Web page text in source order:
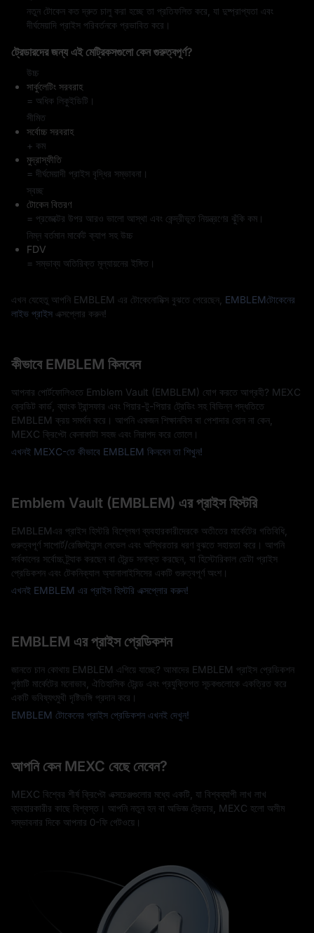
নতুন টোকেন কত দ্রুত চালু করা হচ্ছে তা প্রতিফলিত করে, যা দুষ্প্রাপ্যতা এবং
দীর্ঘমেয়াদি প্রাইস পরিবর্তনকে প্রভাবিত করে।
ট্রেডারদের জন্য এই মেট্রিকসগুলো কেন গুরুত্বপূর্ণ?
উচ্চ
সার্কুলেটিং সরবরাহ
= অধিক লিকুইডিটি।
সীমিত
সর্বোচ্চ সরবরাহ
+ কম
মুদ্রাস্ফীতি
= দীর্ঘমেয়াদী প্রাইস বৃদ্ধির সম্ভাবনা।
স্বচ্ছ
টোকেন বিতরণ
= প্রজেক্টের উপর আরও ভালো আস্থা এবং কেন্দ্রীভূত নিয়ন্ত্রণের ঝুঁকি কম।
নিম্ন বর্তমান মার্কেট ক্যাপ সহ উচ্চ
FDV
= সম্ভাব্য অতিরিক্ত মূল্যায়নের ইঙ্গিত।
এখন যেহেতু আপনি EMBLEM এর টোকেনোমিক্স বুঝতে পেরেছেন, EMBLEMটোকেনের
লাইভ প্রাইস এক্সপ্লোর করুন!
কীভাবে EMBLEM কিনবেন
আপনার পোর্টফোলিওতে Emblem Vault (EMBLEM) যোগ করতে আগ্রহী? MEXC
ক্রেডিট কার্ড, ব্যাংক ট্রান্সফার এবং পিয়ার-টু-পিয়ার ট্রেডিং সহ বিভিন্ন পদ্ধতিতে
EMBLEM ক্রয় সমর্থন করে। আপনি একজন শিক্ষানবিস বা পেশাদার হোন না কেন,
MEXC ক্রিপ্টো কেনাকাটা সহজ এবং নিরাপদ করে তোলে।
এখনই MEXC-তে কীভাবে EMBLEM কিনবেন তা শিখুন!
Emblem Vault (EMBLEM) এর প্রাইস হিস্টরি
EMBLEMএর প্রাইস হিস্টরি বিশ্লেষণ ব্যবহারকারীদেরকে অতীতের মার্কেটের গতিবিধি,
গুরুত্বপূর্ণ সাপোর্ট/রেজিস্ট্যান্স লেভেল এবং অস্থিরতার ধরণ বুঝতে সহায়তা করে। আপনি
সর্বকালের সর্বোচ্চ ট্র্যাক করছেন বা ট্রেন্ড সনাক্ত করছেন, যা হিস্টোরিকাল ডেটা প্রাইস
প্রেডিকশন এবং টেকনিক্যাল অ্যানালাইসিসের একটি গুরুত্বপূর্ণ অংশ।
এখনই EMBLEM এর প্রাইস হিস্টরি এক্সপ্লোর করুন!
EMBLEM এর প্রাইস প্রেডিকশন
জানতে চান কোথায় EMBLEM এগিয়ে যাচ্ছে? আমাদের EMBLEM প্রাইস প্রেডিকশন
পৃষ্ঠাটি মার্কেটের মনোভাব, ঐতিহাসিক ট্রেন্ড এবং প্রযুক্তিগত সূচকগুলোকে একত্রিত করে
একটি ভবিষ্যৎমুখী দৃষ্টিভঙ্গি প্রদান করে।
EMBLEM টোকেনের প্রাইস প্রেডিকশন এখনই দেখুন!
আপনি কেন MEXC বেছে নেবেন?
MEXC বিশ্বের শীর্ষ ক্রিপ্টো এক্সচেঞ্জগুলোর মধ্যে একটি, যা বিশ্বব্যাপী লাখ লাখ
ব্যবহারকারীর কাছে বিশ্বস্ত। আপনি নতুন হন বা অভিজ্ঞ ট্রেডার, MEXC হলো অসীম
সম্ভাবনার দিকে আপনার 0-ফি গেটওয়ে।